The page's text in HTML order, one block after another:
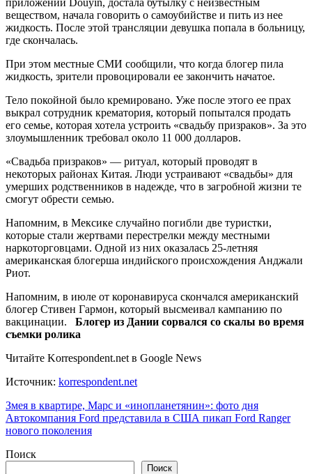
веществом, начала говорить о самоубийстве и пить из нее
жидкость. После этой трансляции девушка попала в больницу,
где скончалась.
При этом местные СМИ сообщили, что когда блогер пила
жидкость, зрители провоцировали ее закончить начатое.
Тело покойной было кремировано. Уже после этого ее прах
выкрал сотрудник крематория, который попытался продать
его семье, которая хотела устроить «свадьбу призраков». За это
злоумышленник требовал около 11 000 долларов.
«Свадьба призраков» — ритуал, который проводят в
некоторых районах Китая. Люди устраивают «свадьбы» для
умерших родственников в надежде, что в загробной жизни те
смогут обрести семью.
Напомним, в Мексике случайно погибли две туристки,
которые стали жертвами перестрелки между местными
наркоторговцами. Одной из них оказалась 25-летняя
американская блогерша индийского происхождения Анджали
Риот.
Напомним, в июле от коронавируса скончался американский
блогер Стивен Гармон, который высмеивал кампанию по
вакцинации. Блогер из Дании сорвался со скалы во время
съемки ролика
Читайте Korrespondent.net в Google News
Источник: korrespondent.net
Навигация
по
Змея в квартире, Марс и «инопланетянин»: фото дня
Автокомпания Ford представила в США пикап Ford Ranger
нового поколения
Поиск
Поиск